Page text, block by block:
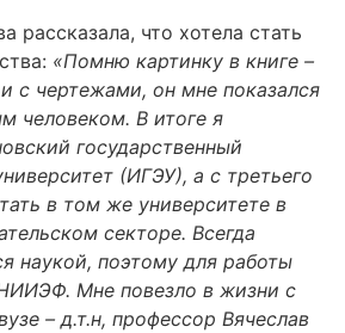
рассказала, что хотела стать
«Помню картинку в книге –
с чертежами, он мне показался
человеком. В итоге я
государственный
(ИГЭУ), а с третьего
в том же университете в
секторе. Всегда
наукой, поэтому для работы
Мне повезло в жизни с
– д.т.н, профессор Вячеслав